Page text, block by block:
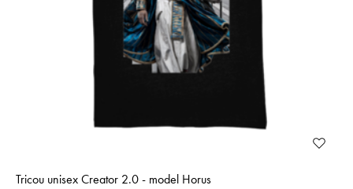
Tricou unisex Creator 2.0 - model Horus